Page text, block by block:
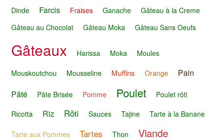
Dinde
Farcis Fraises Ganache
Gâteau à la Creme
Gâteau au Chocolat
Gâteau Moka Gâteau Sans Oeufs
Gâteaux Harissa Moka Moules
Mouskoutchou Mousseline Muffins Orange
Pain
Pâté
Pâte Brisée Pomme Poulet
Poulet rôti
Ricotta
Riz Rôti Sauces Tajine Tarte à la Banane
Tarte aux Pommes Tartes Thon Viande